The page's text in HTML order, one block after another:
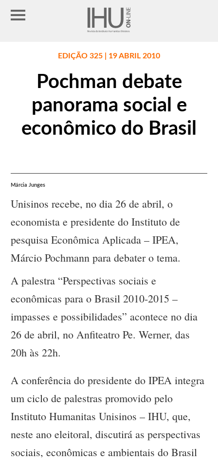
EDIÇÃO 325 | 19 ABRIL 2010
Pochman debate
panorama social e
econômico do Brasil
Márcia Junges
Unisinos recebe, no dia 26 de abril, o
economista e presidente do Instituto de
pesquisa Econômica Aplicada – IPEA,
Márcio Pochmann para debater o tema.
A palestra “Perspectivas sociais e
econômicas para o Brasil 2010-2015 –
impasses e possibilidades” acontece no dia
26 de abril, no Anfiteatro Pe. Werner, das
20h às 22h.
A conferência do presidente do IPEA integra
um ciclo de palestras promovido pelo
Instituto Humanitas Unisinos – IHU, que,
neste ano eleitoral, discutirá as perspectivas
sociais, econômicas e ambientais do Brasil